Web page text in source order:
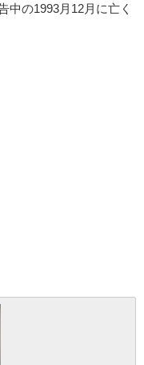
中の1993月12月に亡く